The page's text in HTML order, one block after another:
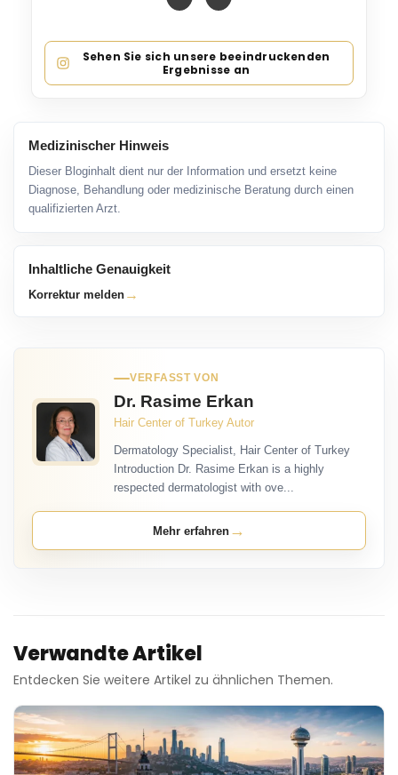
Sehen Sie sich unsere beeindruckenden
Ergebnisse an
Medizinischer Hinweis
Dieser Bloginhalt dient nur der Information und ersetzt keine
Diagnose, Behandlung oder medizinische Beratung durch einen
qualifizierten Arzt.
Inhaltliche Genauigkeit
Korrektur melden →
VERFASST VON
Dr. Rasime Erkan
Hair Center of Turkey Autor
Dermatology Specialist, Hair Center of Turkey
Introduction Dr. Rasime Erkan is a highly
respected dermatologist with ove...
Mehr erfahren →
Verwandte Artikel
Entdecken Sie weitere Artikel zu ähnlichen Themen.